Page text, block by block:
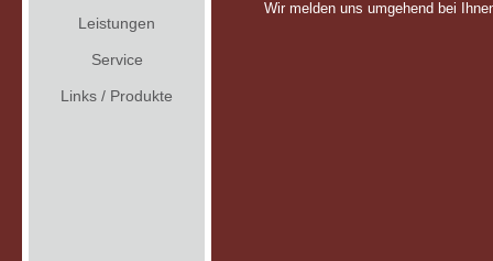
Leistungen
Service
Links / Produkte
Wir melden uns umgehend bei